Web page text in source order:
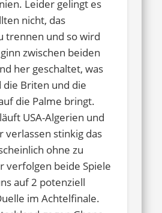
Leider gelingt es
nicht, das
trennen und so wird
zwischen beiden
her geschaltet, was
die Briten und die
die Palme bringt.
USA-Algerien und
verlassen stinkig das
ohne zu
verfolgen beide Spiele
auf 2 potenziell
im Achtelfinale.